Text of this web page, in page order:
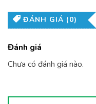
ĐÁNH GIÁ (0)
Đánh giá
Chưa có đánh giá nào.